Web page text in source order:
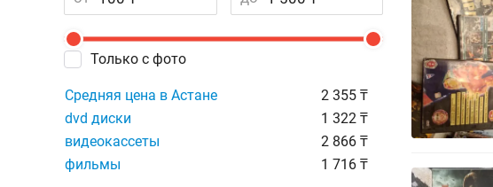
Только с фото
Средняя цена в Астане
2 355 ₸
dvd диски
1 322 ₸
видеокассеты
2 866 ₸
фильмы
1 716 ₸